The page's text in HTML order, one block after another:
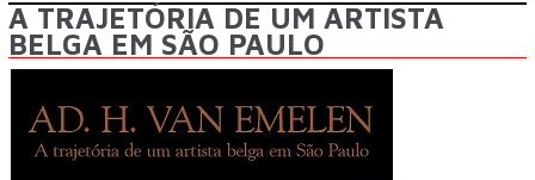
A TRAJETÓRIA DE UM ARTISTA
BELGA EM SÃO PAULO